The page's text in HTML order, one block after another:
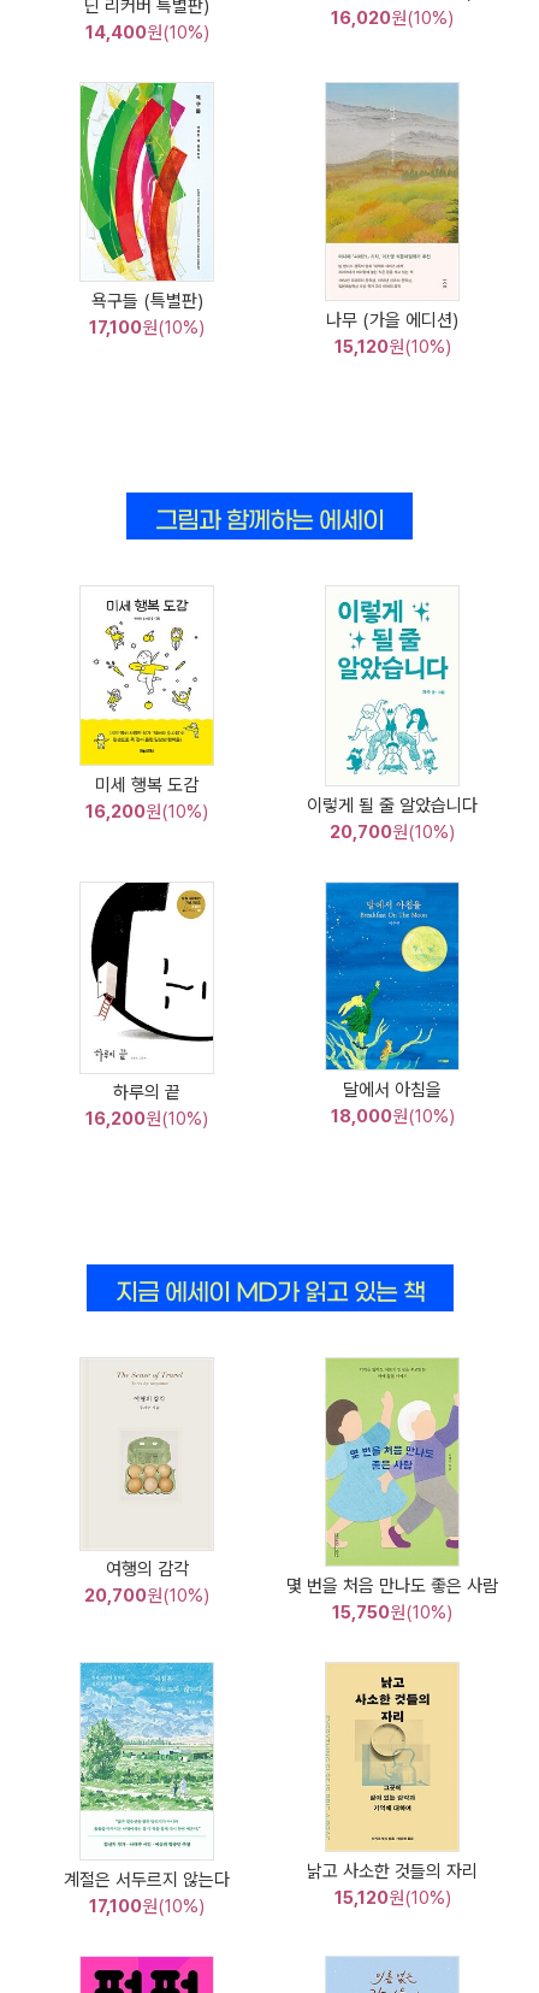
딘 리커버 특별판)
14,400원(10%)
16,020원(10%)
욕구들 (특별판)
17,100원(10%)
나무 (가을 에디션)
15,120원(10%)
그림과 함께하는 에세이
미세 행복 도감
16,200원(10%)
이렇게 될 줄 알았습니다
20,700원(10%)
하루의 끝
16,200원(10%)
달에서 아침을
18,000원(10%)
지금 에세이 MD가 읽고 있는 책
여행의 감각
20,700원(10%)
몇 번을 처음 만나도 좋은 사람
15,750원(10%)
계절은 서두르지 않는다
17,100원(10%)
낡고 사소한 것들의 자리
15,120원(10%)